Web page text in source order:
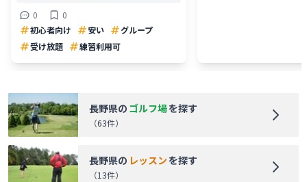
0
0
初心者向け
安い
グループ
受け放題
練習利用可
長野県の ゴルフ場を探す
（63件）
長野県の レッスンを探す
（13件）